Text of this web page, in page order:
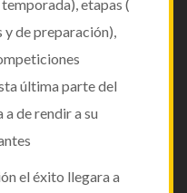
etapas (
de preparación),
última parte del
de rendir a su
el éxito llegara a